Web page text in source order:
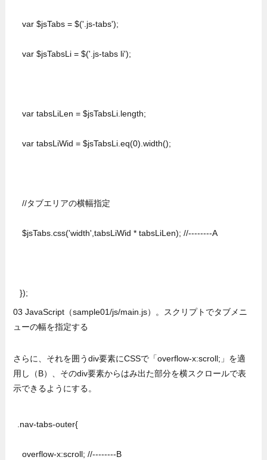
  var $jsTabs = $('.js-tabs');
  var $jsTabsLi = $('.js-tabs li');
  var tabsLiLen = $jsTabsLi.length;
  var tabsLiWid = $jsTabsLi.eq(0).width();
  //タブエリアの横幅指定
  $jsTabs.css('width',tabsLiWid * tabsLiLen); //--------A
});
03 JavaScript（sample01/js/main.js）。スクリプトでタブメニ
ューの幅を指定する
さらに、それを囲うdiv要素にCSSで「overflow-x:scroll;」を適
用し（B）、そのdiv要素からはみ出た部分を横スクロールで表
示できるようにする。
.nav-tabs-outer{
  overflow-x:scroll; //--------B